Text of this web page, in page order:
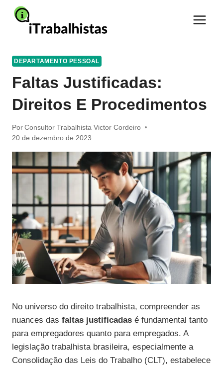
Pular
para
DEPARTAMENTO PESSOAL
Faltas Justificadas:
Direitos E Procedimentos
Por Consultor Trabalhista Victor Cordeiro
20 de dezembro de 2023
No universo do direito trabalhista, compreender as
nuances das faltas justificadas é fundamental tanto
para empregadores quanto para empregados. A
legislação trabalhista brasileira, especialmente a
Consolidação das Leis do Trabalho (CLT), estabelece